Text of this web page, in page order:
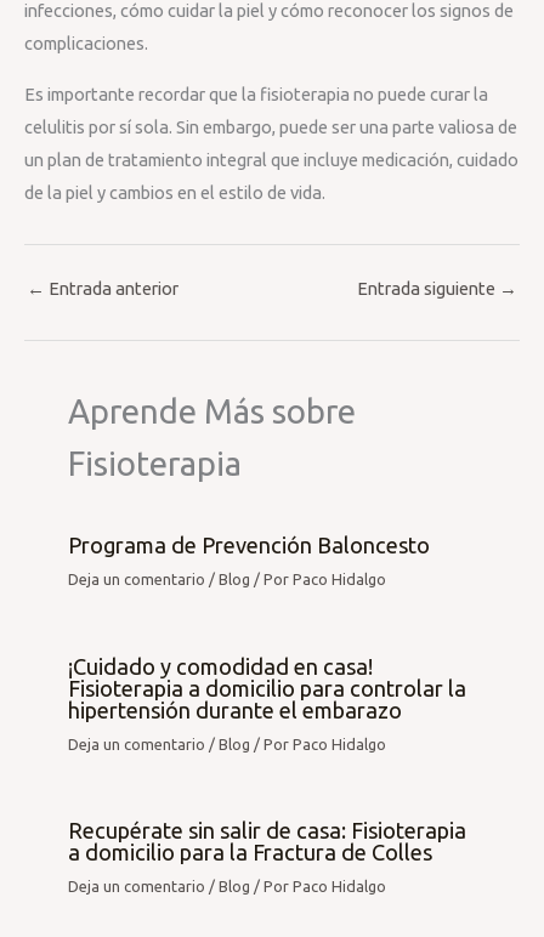
infecciones, cómo cuidar la piel y cómo reconocer los signos de
complicaciones.
Es importante recordar que la fisioterapia no puede curar la
celulitis por sí sola. Sin embargo, puede ser una parte valiosa de
un plan de tratamiento integral que incluye medicación, cuidado
de la piel y cambios en el estilo de vida.
← Entrada anterior Entrada siguiente →
Aprende Más sobre
Fisioterapia
Programa de Prevención Baloncesto
Deja un comentario /Blog / PorPaco Hidalgo
¡Cuidado y comodidad en casa!
Fisioterapia a domicilio para controlar la
hipertensión durante el embarazo
Deja un comentario /Blog / PorPaco Hidalgo
Recupérate sin salir de casa: Fisioterapia
a domicilio para la Fractura de Colles
Deja un comentario /Blog / PorPaco Hidalgo